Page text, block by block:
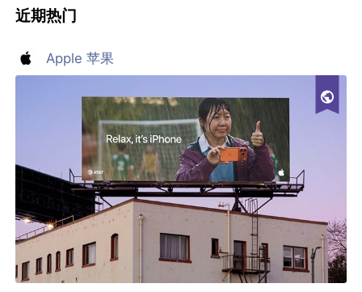
近期热门
Apple 苹果